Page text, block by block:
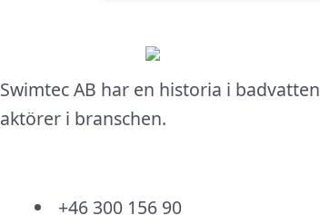
Swimtec AB har en historia i
aktörer i branschen.
+46 300 156 90